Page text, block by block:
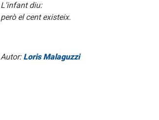
L'infant diu:
però el cent existeix.
Autor: Loris Malaguzzi